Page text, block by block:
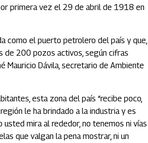
primera vez el 29 de abril de 1918 en
como el puerto petrolero del país y que,
de 200 pozos activos, según cifras
Mauricio Dávila, secretario de Ambiente
esta zona del país “recibe poco,
le ha brindado a la industria y es
usted mira al rededor, no tenemos ni vías
que valgan la pena mostrar, ni un